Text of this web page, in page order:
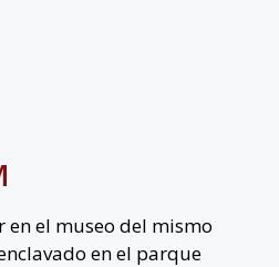
en el museo del mismo
en el parque